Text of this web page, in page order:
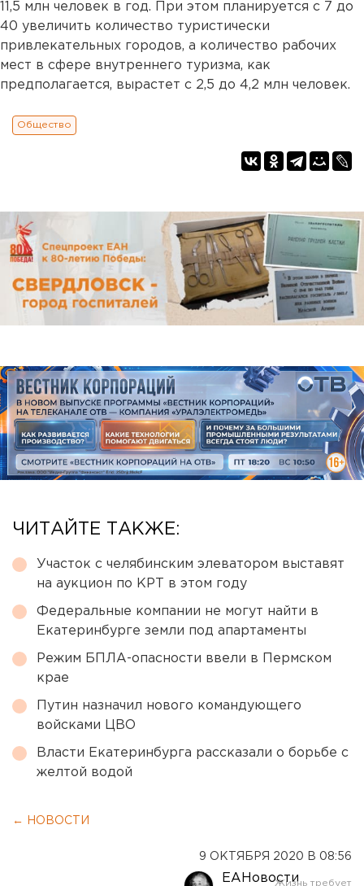
11,5 млн человек в год. При этом планируется с 7 до
40 увеличить количество туристически
привлекательных городов, а количество рабочих
мест в сфере внутреннего туризма, как
предполагается, вырастет с 2,5 до 4,2 млн человек.
Общество
ЧИТАЙТЕ ТАКЖЕ:
Участок с челябинским элеватором выставят
на аукцион по КРТ в этом году
Федеральные компании не могут найти в
Екатеринбурге земли под апартаменты
Режим БПЛА-опасности ввели в Пермском
крае
Путин назначил нового командующего
войсками ЦВО
Власти Екатеринбурга рассказали о борьбе с
желтой водой
← НОВОСТИ
9 ОКТЯБРЯ 2020 В 08:56
ЕАНовости